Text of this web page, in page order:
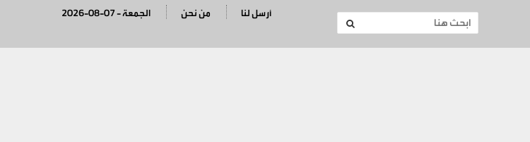
2026-08-07 - الجمعة من نحن أرسل لنا